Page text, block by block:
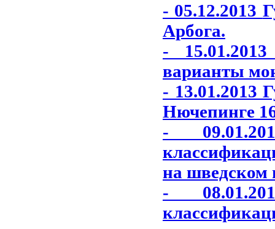
- 05.12.2013
Арбога.
-
варианты
- 13.01.2013
Нючепинге
-
на шведском
-